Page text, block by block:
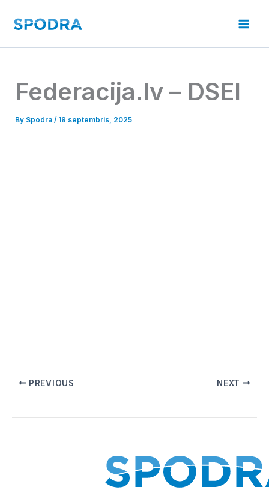
Federacija.lv – DSEI
By Spodra/ 18 septembris, 2025
PREVIOUS NEXT